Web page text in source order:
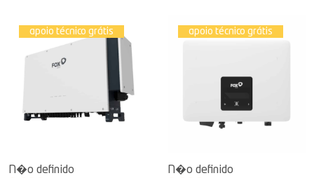
apoio técnico grátis
N�o definido
apoio técnico grátis
N�o definido